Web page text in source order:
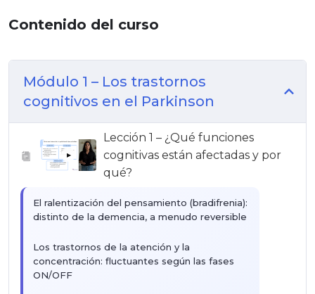
Contenido del curso
Módulo 1 – Los trastornos
cognitivos en el Parkinson
▶
Lección 1 – ¿Qué funciones
cognitivas están afectadas y por
qué?
El ralentización del pensamiento (bradifrenia):
distinto de la demencia, a menudo reversible
Los trastornos de la atención y la
concentración: fluctuantes según las fases
ON/OFF